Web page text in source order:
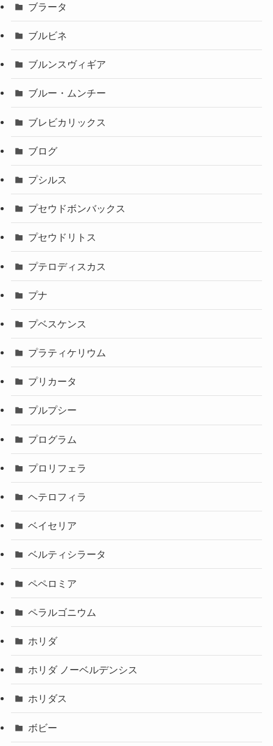
ブラータ
ブルビネ
ブルンスヴィギア
ブルー・ムンチー
ブレビカリックス
ブログ
プシルス
プセウドボンバックス
プセウドリトス
プテロディスカス
プナ
プベスケンス
プラティケリウム
プリカータ
プルプシー
プログラム
プロリフェラ
ヘテロフィラ
ベイセリア
ベルティシラータ
ペペロミア
ペラルゴニウム
ホリダ
ホリダ ノーベルデンシス
ホリダス
ボビー